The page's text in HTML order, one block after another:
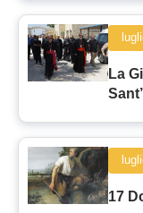
La
17